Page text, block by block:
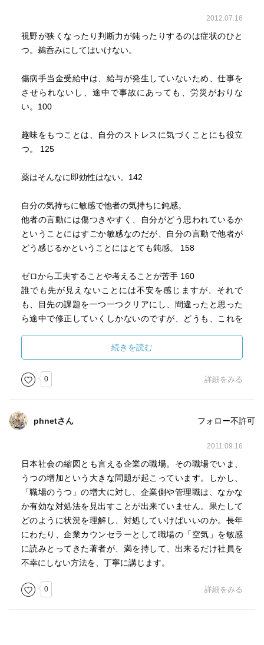
2012.07.16
視野が狭くなったり判断力が鈍ったりするのは症状のひと
つ。鵜呑みにしてはいけない。
傷病手当金受給中は、給与が発生していないため、仕事を
させられないし、途中で事故にあっても、労災がおりな
い。100
趣味をもつことは、自分のストレスに気づくことにも役立
つ。 125
薬はそんなに即効性はない。142
自分の気持ちに敏感で他者の気持ちに鈍感。
他者の言動には傷つきやすく、自分がどう思われているか
ということにはすごか敏感なのだが、自分の言動で他者が
どう感じるかということにはとても鈍感。 158
ゼロから工夫することや考えることが苦手 160
誰でも先が見えないことには不安を感じますが、それで
も、目先の課題を一つ一つクリアにし、間違ったと思った
ら途中で修正していくしかないのですが、どうも、これを
筋を考えることは苦手なので、上司や先輩がその道筋を指
示してくれることを、求める。160
自分の自信のあることは楽しく頑張れるのに、少しでも苦
ていくタイプ。161
このケースの場合、周囲にはなかなかその状況が理解でき
ない。上司が叱咤激励したわけではないし、先輩社員も冷
たくしたわけでもない。ただただ自分はダメだと思い込ん
でいく。162
怒られ慣れていない
生活体験が希薄
～な大人になりたいと書く就活生 166
人間関係というのはもともと面倒なものなのです。中国四
り。 209
続きを読む
0 詳細をみる
phnetさん フォロー不許可
2011.09.16
日本社会の縮図とも言える企業の職場。その職場でいま、
うつの増加という大きな問題が起こっています。しかし、
「職場のうつ」の増大に対し、企業側や管理職は、なかな
か有効な対処法を見出すことが出来ていません。果たして
どのように状況を理解し、対処していけばいいのか。長年
にわたり、企業カウンセラーとして職場の「空気」を敏感
に読みとってきた著者が、満を持して、出来るだけ社員を
不幸にしない方法を、丁寧に講じます。
0 詳細をみる